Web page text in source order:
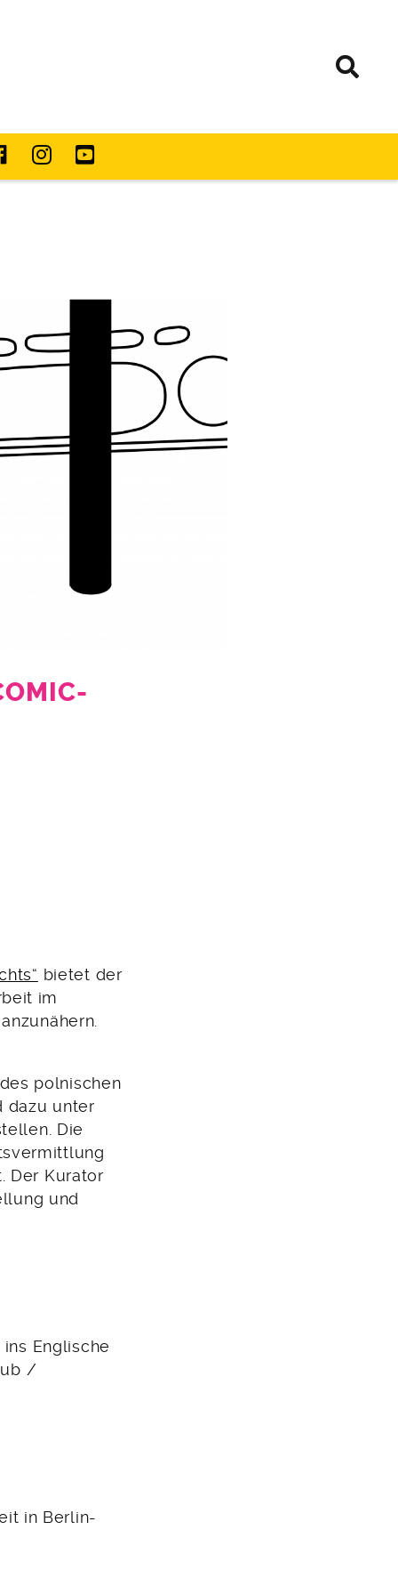
bietet der
im
polnischen
dazu unter
Die
Der Kurator
und
Englische
/
in Berlin-